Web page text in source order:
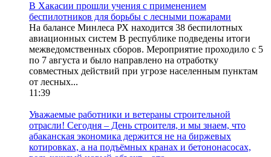
В Хакасии прошли учения с применением
беспилотников для борьбы с лесными пожарами
На балансе Минлеса РХ находится 38 беспилотных
авиационных систем В республике подведены итоги
межведомственных сборов. Мероприятие проходило с 5
по 7 августа и было направлено на отработку
совместных действий при угрозе населенным пунктам
от лесных...
11:39
Уважаемые работники и ветераны строительной
отрасли! Сегодня – День строителя, и мы знаем, что
абаканская экономика держится не на биржевых
котировках, а на подъёмных кранах и бетононасосах,